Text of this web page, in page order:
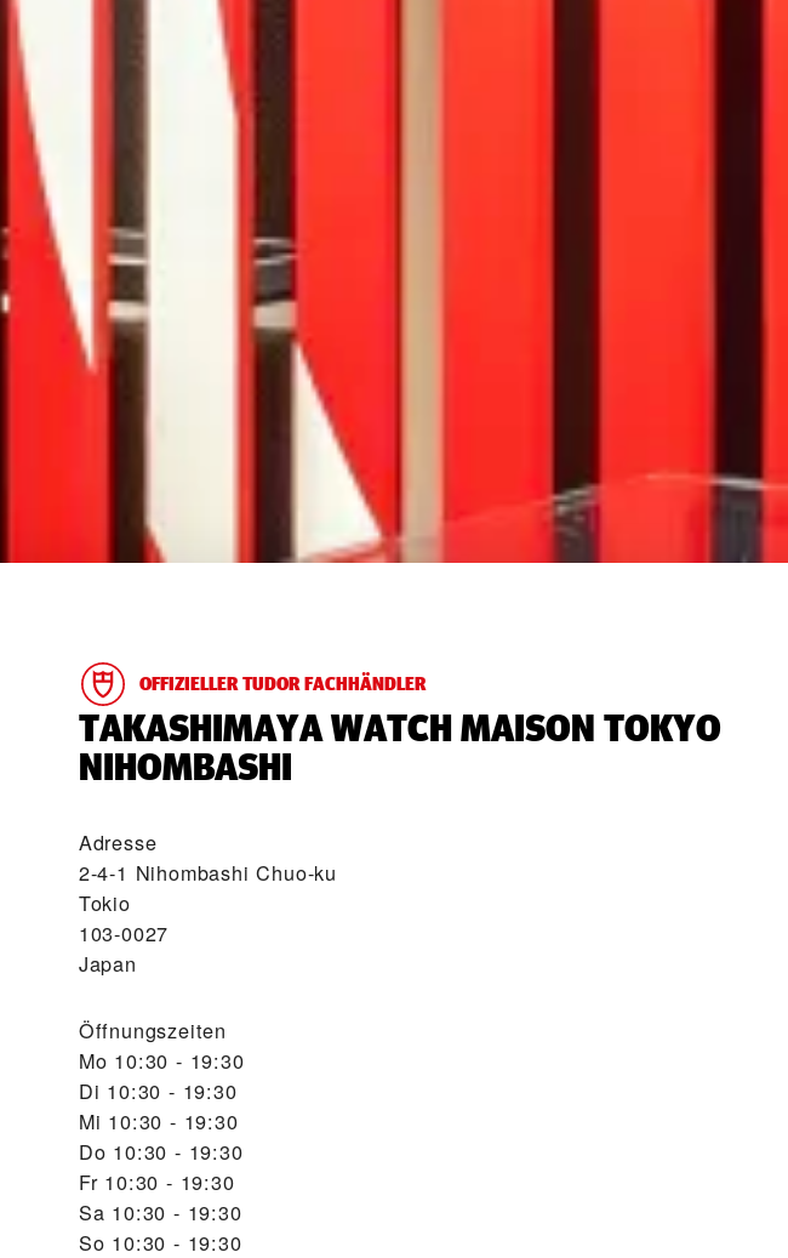
OFFIZIELLER TUDOR FACHHÄNDLER
‭TAKASHIMAYA WATCH MAISON TOKYO
NIHOMBASHI‬
Adresse
2-4-1 Nihombashi Chuo-ku
Tokio
103-0027
Japan
Öffnungszeiten
Mo 10:30 - 19:30
Di 10:30 - 19:30
Mi 10:30 - 19:30
Do 10:30 - 19:30
Fr 10:30 - 19:30
Sa 10:30 - 19:30
So 10:30 - 19:30